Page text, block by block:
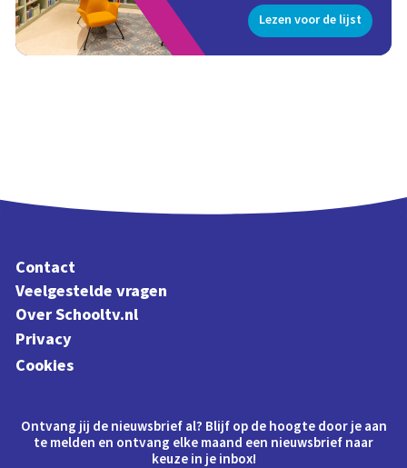
Lezen voor de lijst
Contact
Veelgestelde vragen
Over Schooltv.nl
Privacy
Cookies
Ontvang jij de nieuwsbrief al? Blijf op de hoogte door je aan
te melden en ontvang elke maand een nieuwsbrief naar
keuze in je inbox!